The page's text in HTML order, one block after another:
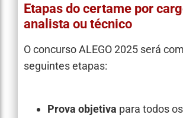
Etapas do certame por
analista ou técnico
O concurso ALEGO 2025 será
seguintes etapas:
Prova objetiva para todos